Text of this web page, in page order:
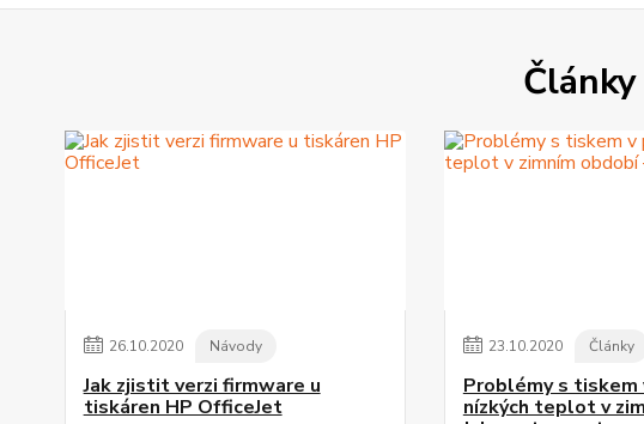
26.10.2020 Návody
Jak zjistit verzi firmware u
tiskáren HP OfficeJet
23.10.2020 Články
Problémy s tiskem
nízkých teplot v